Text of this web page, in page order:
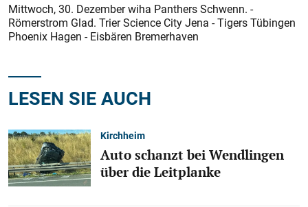
Mittwoch, 30. Dezember wiha Panthers Schwenn. -
Römerstrom Glad. Trier Science City Jena - Tigers Tübingen
Phoenix Hagen - Eisbären Bremerhaven
LESEN SIE AUCH
Kirchheim
Auto schanzt bei Wendlingen
über die Leitplanke